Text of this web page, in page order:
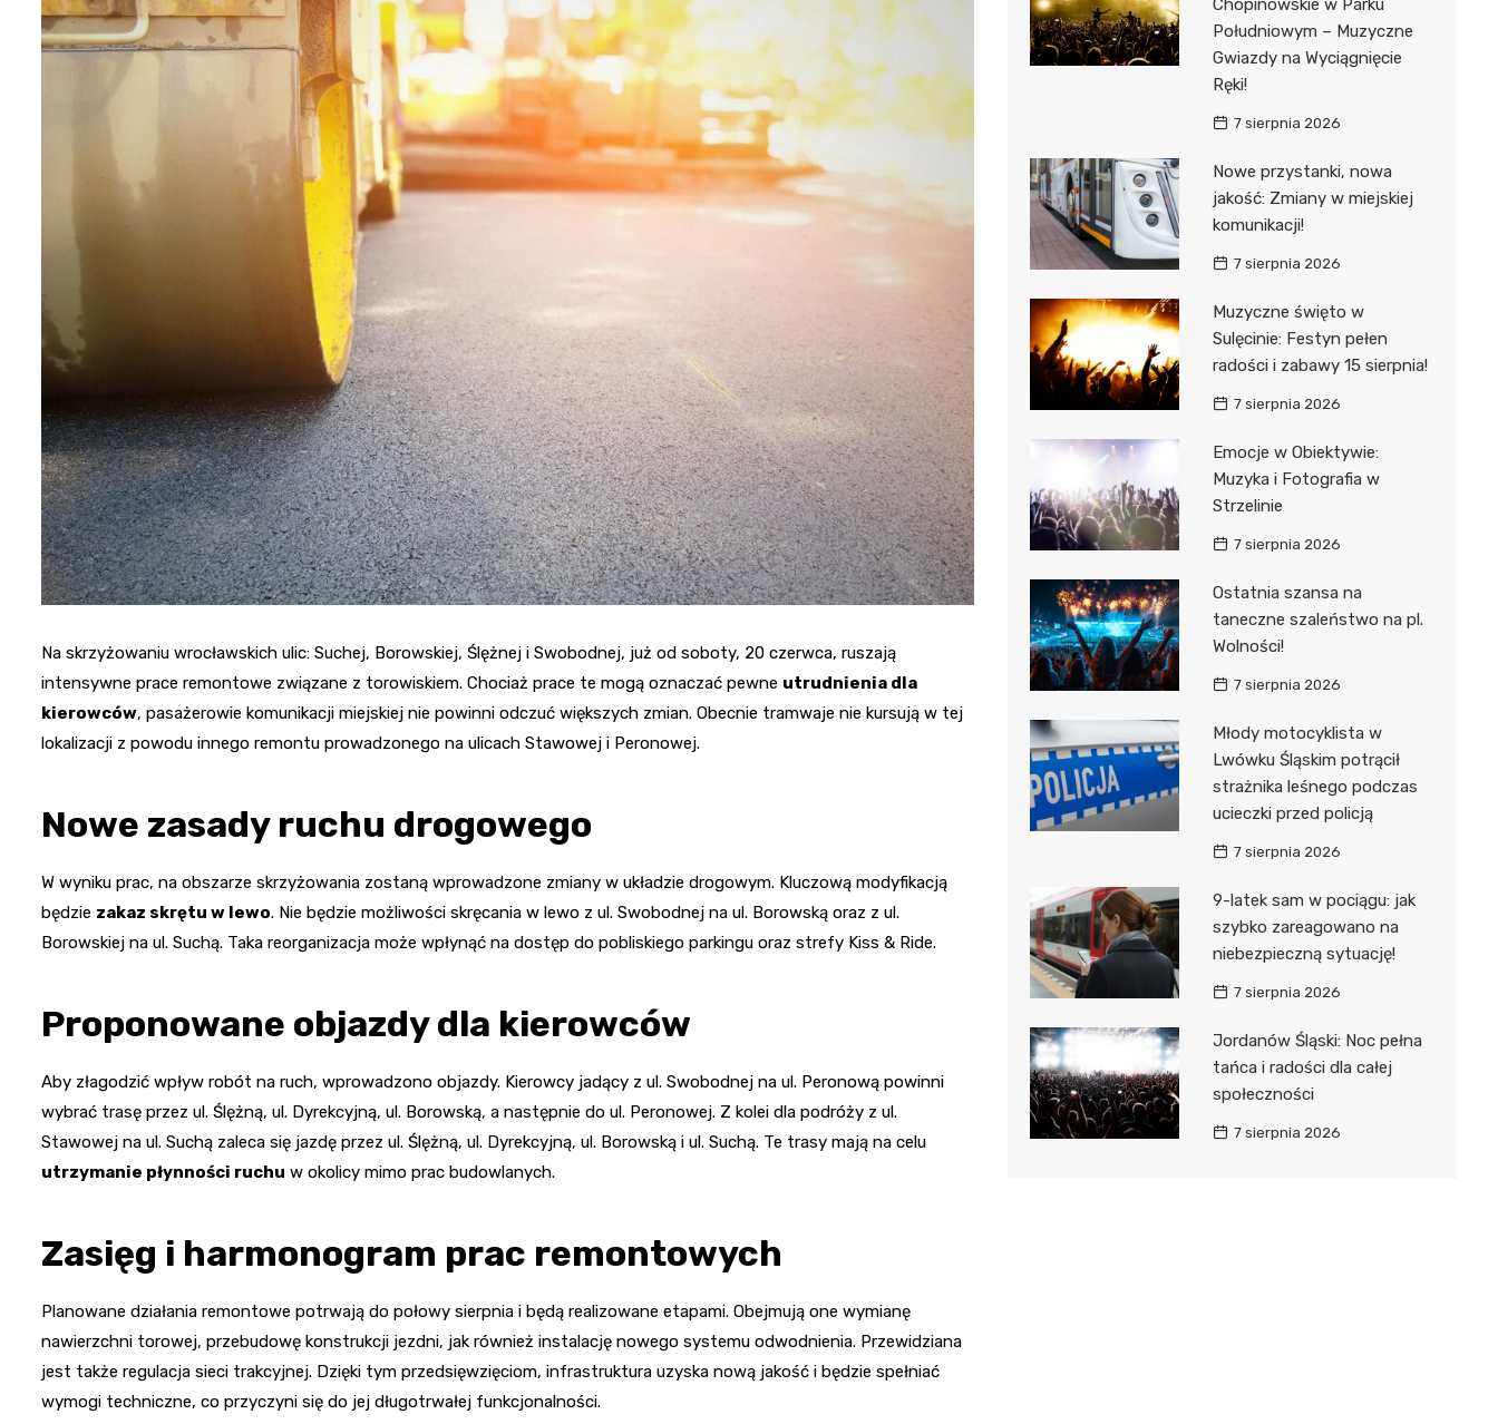
Kino
Poczta
Na skrzyżowaniu wrocławskich ulic: Suchej, Borowskiej, Ślężnej i Swobodnej, już od soboty, 20 czerwca, ruszają
intensywne prace remontowe związane z torowiskiem. Chociaż prace te mogą oznaczać pewne utrudnienia dla
kierowców, pasażerowie komunikacji miejskiej nie powinni odczuć większych zmian. Obecnie tramwaje nie kursują w tej
lokalizacji z powodu innego remontu prowadzonego na ulicach Stawowej i Peronowej.
Nowe zasady ruchu drogowego
W wyniku prac, na obszarze skrzyżowania zostaną wprowadzone zmiany w układzie drogowym. Kluczową modyfikacją
będzie zakaz skrętu w lewo. Nie będzie możliwości skręcania w lewo z ul. Swobodnej na ul. Borowską oraz z ul.
Borowskiej na ul. Suchą. Taka reorganizacja może wpłynąć na dostęp do pobliskiego parkingu oraz strefy Kiss & Ride.
Proponowane objazdy dla kierowców
Aby złagodzić wpływ robót na ruch, wprowadzono objazdy. Kierowcy jadący z ul. Swobodnej na ul. Peronową powinni
wybrać trasę przez ul. Ślężną, ul. Dyrekcyjną, ul. Borowską, a następnie do ul. Peronowej. Z kolei dla podróży z ul.
Stawowej na ul. Suchą zaleca się jazdę przez ul. Ślężną, ul. Dyrekcyjną, ul. Borowską i ul. Suchą. Te trasy mają na celu
utrzymanie płynności ruchu w okolicy mimo prac budowlanych.
Zasięg i harmonogram prac remontowych
Planowane działania remontowe potrwają do połowy sierpnia i będą realizowane etapami. Obejmują one wymianę
nawierzchni torowej, przebudowę konstrukcji jezdni, jak również instalację nowego systemu odwodnienia. Przewidziana
jest także regulacja sieci trakcyjnej. Dzięki tym przedsięwzięciom, infrastruktura uzyska nową jakość i będzie spełniać
wymogi techniczne, co przyczyni się do jej długotrwałej funkcjonalności.
Chopinowskie w Parku
Południowym – Muzyczne
Gwiazdy na Wyciągnięcie
Ręki!
7 sierpnia 2026
Nowe przystanki, nowa
jakość: Zmiany w miejskiej
komunikacji!
7 sierpnia 2026
Muzyczne święto w
Sulęcinie: Festyn pełen
radości i zabawy 15 sierpnia!
7 sierpnia 2026
Emocje w Obiektywie:
Muzyka i Fotografia w
Strzelinie
7 sierpnia 2026
Ostatnia szansa na
taneczne szaleństwo na pl.
Wolności!
7 sierpnia 2026
Młody motocyklista w
Lwówku Śląskim potrącił
strażnika leśnego podczas
ucieczki przed policją
7 sierpnia 2026
9-latek sam w pociągu: jak
szybko zareagowano na
niebezpieczną sytuację!
7 sierpnia 2026
Jordanów Śląski: Noc pełna
tańca i radości dla całej
społeczności
7 sierpnia 2026